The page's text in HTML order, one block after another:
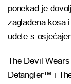
ponekad je
zaglađena kosa
uđete s
The Devil
Detangler™ i